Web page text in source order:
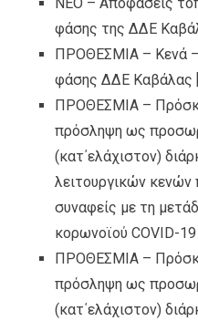
φάσης της ΔΔΕ
ΠΡΟΘΕΣΜΙΑ – Κενά –
φάσης ΔΔΕ Καβάλας
ΠΡΟΘΕΣΜΙΑ –
πρόσληψη ως
(κατ΄ελάχιστον)
λειτουργικών
συναφείς με τη
κορωνοϊού COVID-19
ΠΡΟΘΕΣΜΙΑ –
πρόσληψη ως
(κατ΄ελάχιστον)